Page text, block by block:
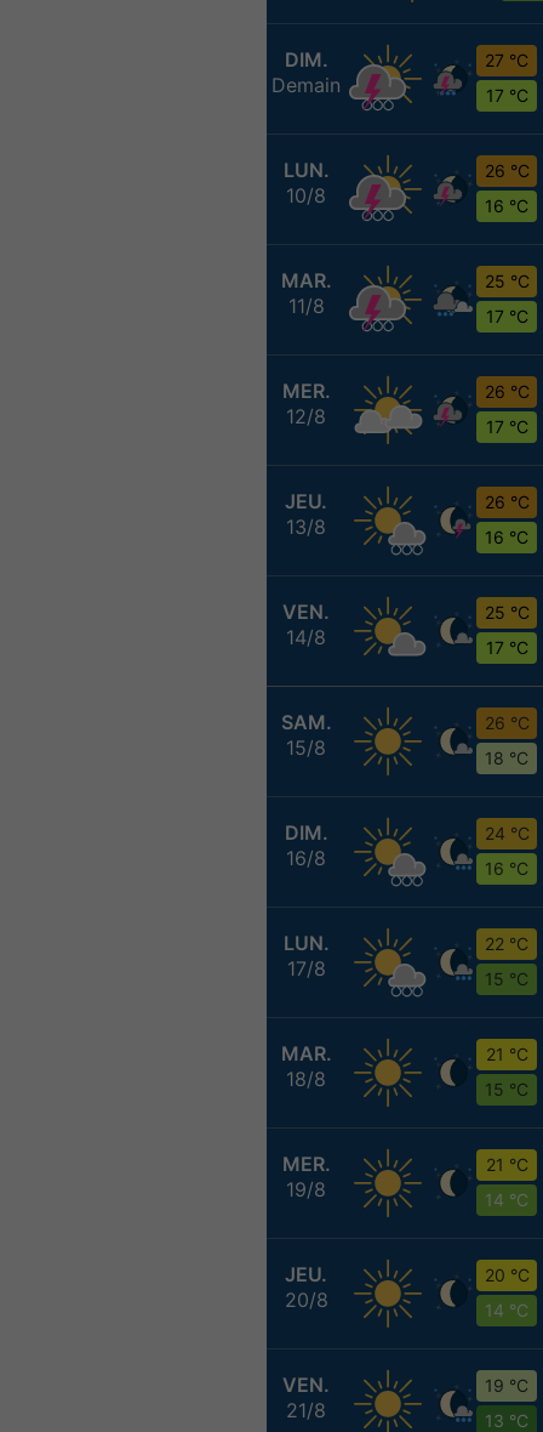
DIM.
Demain
27 °C
17 °C
LUN.
10/8
26 °C
16 °C
MAR.
11/8
25 °C
17 °C
MER.
12/8
26 °C
17 °C
JEU.
13/8
26 °C
16 °C
VEN.
14/8
25 °C
17 °C
SAM.
15/8
26 °C
18 °C
DIM.
16/8
24 °C
16 °C
LUN.
17/8
22 °C
15 °C
MAR.
18/8
21 °C
15 °C
MER.
19/8
21 °C
14 °C
JEU.
20/8
20 °C
14 °C
VEN.
21/8
19 °C
13 °C